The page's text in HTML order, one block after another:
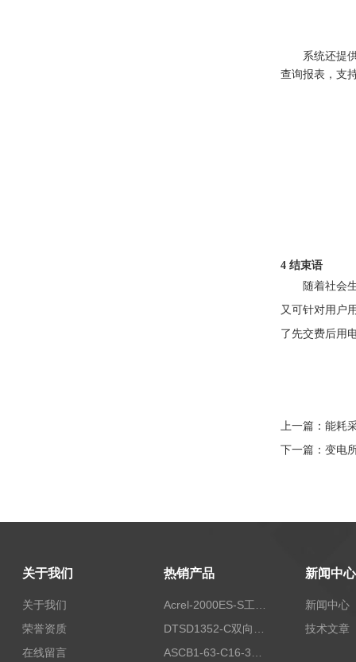
系统还提
查询报表，支
4 结束语
随着社会
又可针对用户
了先交费后用
上一篇： 能耗
下一篇： 变电
关于我们
关于我们
荣誉资质
在线留言
热销产品 新闻中心
新闻中心
技术文章